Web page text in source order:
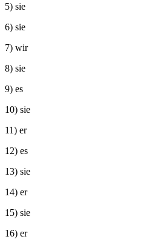
5) sie
6) sie
7) wir
8) sie
9) es
10) sie
11) er
12) es
13) sie
14) er
15) sie
16) er